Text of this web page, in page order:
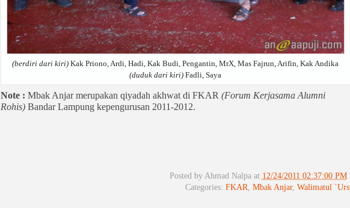
(berdiri dari kiri) Kak Priono, Ardi, Hadi, Kak Budi, Pengantin, MrX, Mas Fajrun, Arifin, Kak Andika
(duduk dari kiri) Fadli, Saya
Note : Mbak Anjar merupakan qiyadah akhwat di FKAR (Forum Kerjasama Alumni
Rohis)Bandar Lampung kepengurusan 2011-2012.
Posted by Ahmad Nalpa at 12/24/2011 02:37:00 PM
Categories: FKAR Mbak Anjar, Walimatul `Urs